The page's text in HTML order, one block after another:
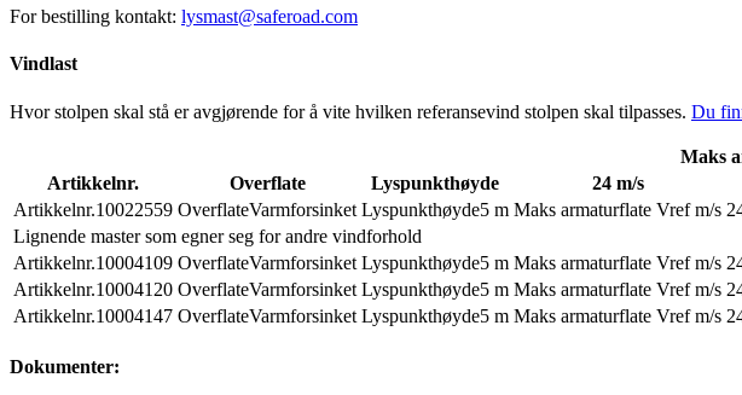
For bestilling kontakt: lysmast@saferoad.com
Vindlast
Hvor stolpen skal stå er avgjørende for å vite hvilken referansevind stolpen skal tilpasses. Du
Maks
Artikkelnr.
Overflate Lyspunkthøyde 24 m/s
Artikkelnr.10022559 OverflateVarmforsinket Lyspunkthøyde5 m Maks armaturflate Vref m/s
Lignende master som egner seg for andre vindforhold
Artikkelnr.10004109 OverflateVarmforsinket Lyspunkthøyde5 m Maks armaturflate Vref m/s
Artikkelnr.10004120 OverflateVarmforsinket Lyspunkthøyde5 m Maks armaturflate Vref m/s
Artikkelnr.10004147 OverflateVarmforsinket Lyspunkthøyde5 m Maks armaturflate Vref m/s
Dokumenter: